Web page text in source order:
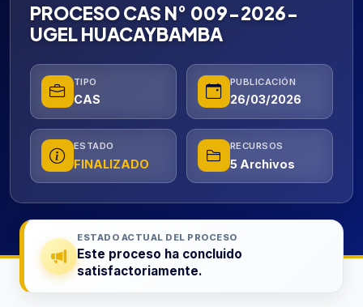
PROCESO CAS N° 009-2026-
UGEL HUACAYBAMBA
TIPO
CAS
PUBLICACIÓN
26/03/2026
ESTADO
FINALIZADO
RECURSOS
5 Archivos
ESTADO ACTUAL DEL PROCESO
Este proceso ha concluido
satisfactoriamente.